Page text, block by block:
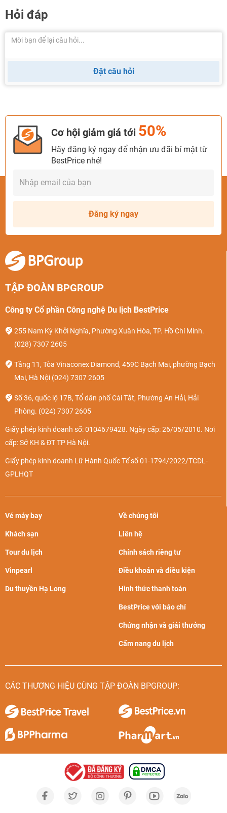
Hỏi đáp
Đặt câu hỏi
Cơ hội giảm giá tới 50%
Hãy đăng ký ngay để nhận ưu đãi bí mật từ
BestPrice nhé!
Đăng ký ngay
TẬP ĐOÀN BPGROUP
Công ty Cổ phần Công nghệ Du lịch BestPrice
255 Nam Kỳ Khởi Nghĩa, Phường Xuân Hòa, TP. Hồ Chí Minh.
(028) 7307 2605
Tầng 11, Tòa Vinaconex Diamond, 459C Bạch Mai, phường Bạch
Mai, Hà Nội (024) 7307 2605
Số 36, quốc lộ 17B, Tổ dân phố Cái Tắt, Phường An Hải, Hải
Phòng. (024) 7307 2605
Giấy phép kinh doanh số: 0104679428. Ngày cấp: 26/05/2010. Nơi
cấp: Sở KH & ĐT TP Hà Nội.
Giấy phép kinh doanh Lữ Hành Quốc Tế số 01-1794/2022/TCDL-
GPLHQT
Vé máy bay
Khách sạn
Tour du lịch
Vinpearl
Du thuyền Hạ Long
Về chúng tôi
Liên hệ
Chính sách riêng tư
Điều khoản và điều kiện
Hình thức thanh toán
BestPrice với báo chí
Chứng nhận và giải thưởng
Cẩm nang du lịch
CÁC THƯƠNG HIỆU CÙNG TẬP ĐOÀN BPGROUP: